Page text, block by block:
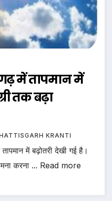
में तापमान में
तक बढ़ा
KRANTI
में बढ़ोतरी देखी गई है।
करना ... Read more